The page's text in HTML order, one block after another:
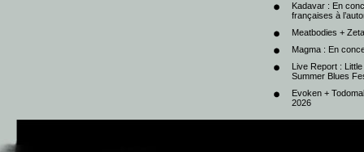
Kadavar : En
françaises à
Meatbodies +
Magma : En
Live Report :
Summer Blues
Evoken +
2026